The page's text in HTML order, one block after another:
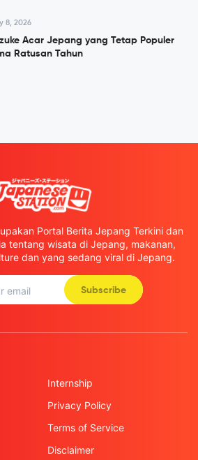
8, 2026
Acar Jepang yang Tetap Populer
Ratusan Tahun
Portal Berita Jepang Terkini dan
tentang wisata di Jepang, makanan,
dan yang sedang viral di Jepang.
Subscribe
Internship
Privacy Policy
Terms of Service
Disclaimer